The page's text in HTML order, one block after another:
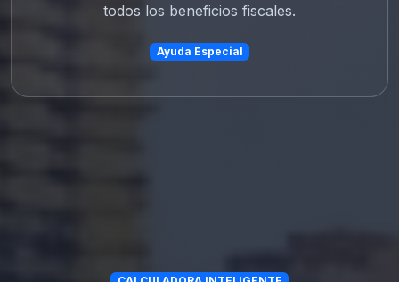
todos los beneficios fiscales.
Ayuda Especial